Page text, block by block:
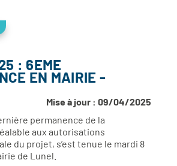
: 6EME
EN MAIRIE -
Mise à jour : 09/04/2025
permanence de la
aux autorisations
du projet, s’est tenue le mardi 8
de Lunel.